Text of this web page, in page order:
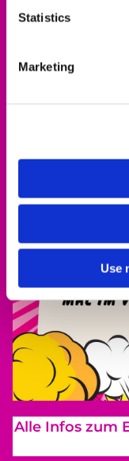
Statistics
Marketing
Use
Alle Infos zum